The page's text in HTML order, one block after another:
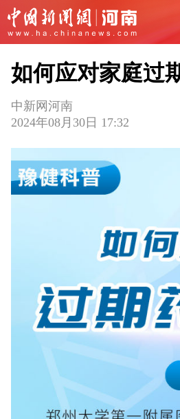
如何应对家庭过
中新网河南
2024年08月30日 17:32